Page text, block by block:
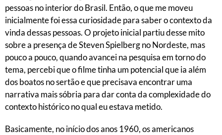
pessoas no interior do Brasil. Então, o que me moveu
inicialmente foi essa curiosidade para saber o contexto da
vinda dessas pessoas. O projeto inicial partiu desse mito
sobre a presença de Steven Spielberg no Nordeste, mas
pouco a pouco, quando avancei na pesquisa em torno do
tema, percebi que o filme tinha um potencial que ia além
dos boatos no sertão e que precisava encontrar uma
narrativa mais sóbria para dar conta da complexidade do
contexto histórico no qual eu estava metido.
Basicamente, no início dos anos 1960, os americanos